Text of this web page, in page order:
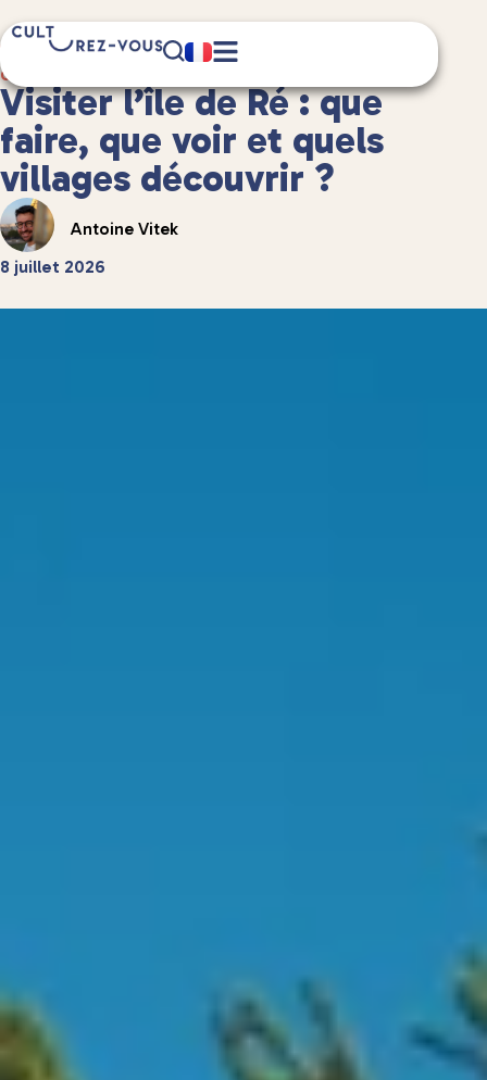
Guides de voyage
14 minute(s) de lecture
Visiter l’île de Ré : que
faire, que voir et quels
villages découvrir ?
Antoine Vitek
8 juillet 2026